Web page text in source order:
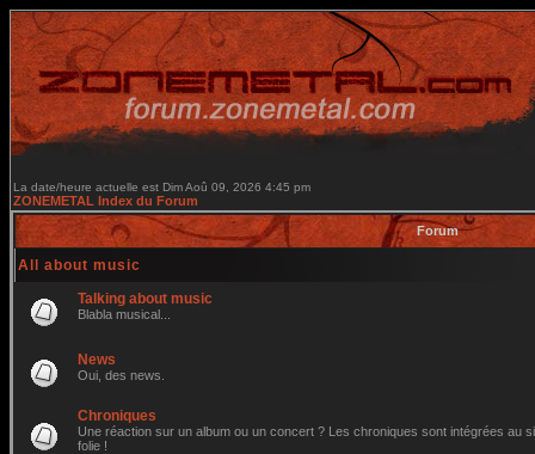
La date/heure actuelle est Dim Aoû 09, 2026 4:45 pm
ZONEMETAL Index du Forum
Forum
All about music
Talking about music
Blabla musical...
News
Oui, des news.
Chroniques
Une réaction sur un album ou un concert ? Les chroniques sont intégrées au
folie !